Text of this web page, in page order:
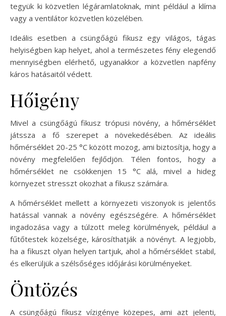
tegyük ki közvetlen légáramlatoknak, mint például a klíma
vagy a ventilátor közvetlen közelében.
Ideális esetben a csüngőágú fikusz egy világos, tágas
helyiségben kap helyet, ahol a természetes fény elegendő
mennyiségben elérhető, ugyanakkor a közvetlen napfény
káros hatásaitól védett.
Hőigény
Mivel a csüngőágú fikusz trópusi növény, a hőmérséklet
játssza a fő szerepet a növekedésében. Az ideális
hőmérséklet 20-25 °C között mozog, ami biztosítja, hogy a
növény megfelelően fejlődjön. Télen fontos, hogy a
hőmérséklet ne csökkenjen 15 °C alá, mivel a hideg
környezet stresszt okozhat a fikusz számára.
A hőmérséklet mellett a környezeti viszonyok is jelentős
hatással vannak a növény egészségére. A hőmérséklet
ingadozása vagy a túlzott meleg körülmények, például a
fűtőtestek közelsége, károsíthatják a növényt. A legjobb,
ha a fikuszt olyan helyen tartjuk, ahol a hőmérséklet stabil,
és elkerüljük a szélsőséges időjárási körülményeket.
Öntözés
A csüngőágú fikusz vízigénye közepes, ami azt jelenti,